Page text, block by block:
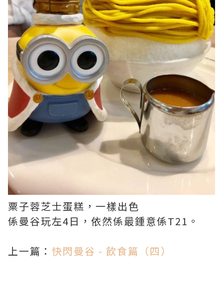
粟子蓉芝士蛋糕，一樣出色
係曼谷玩左4日，依然係最鍾意係T21。
上一篇： 快閃曼谷 - 飲食篇（四）